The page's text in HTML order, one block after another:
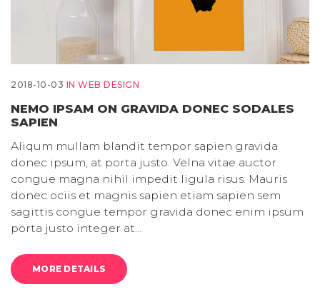
2018-10-03 IN WEB DESIGN
NEMO IPSAM ON GRAVIDA DONEC SODALES
SAPIEN
Aliqum mullam blandit tempor sapien gravida
donec ipsum, at porta justo. Velna vitae auctor
congue magna nihil impedit ligula risus. Mauris
donec ociis et magnis sapien etiam sapien sem
sagittis congue tempor gravida donec enim ipsum
porta justo integer at…
MORE DETAILS